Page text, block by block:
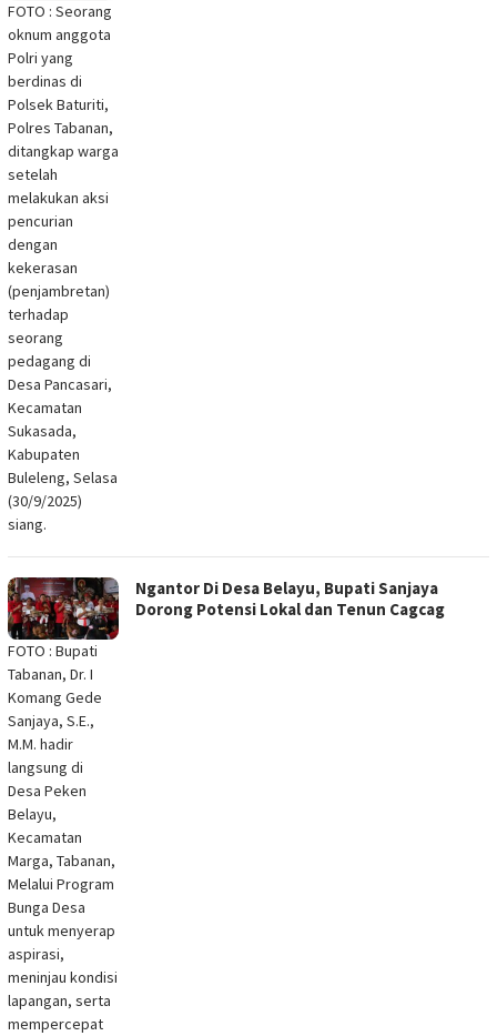
FOTO : Seorang
oknum anggota
Polri yang
berdinas di
Polsek Baturiti,
Polres Tabanan,
ditangkap warga
setelah
melakukan aksi
pencurian
dengan
kekerasan
(penjambretan)
terhadap
seorang
pedagang di
Desa Pancasari,
Kecamatan
Sukasada,
Kabupaten
Buleleng, Selasa
(30/9/2025)
siang.
FOTO : Bupati
Tabanan, Dr. I
Komang Gede
Sanjaya, S.E.,
M.M. hadir
langsung di
Desa Peken
Belayu,
Kecamatan
Marga, Tabanan,
Melalui Program
Bunga Desa
untuk menyerap
aspirasi,
meninjau kondisi
lapangan, serta
mempercepat
Ngantor Di Desa Belayu, Bupati Sanjaya
Dorong Potensi Lokal dan Tenun Cagcag